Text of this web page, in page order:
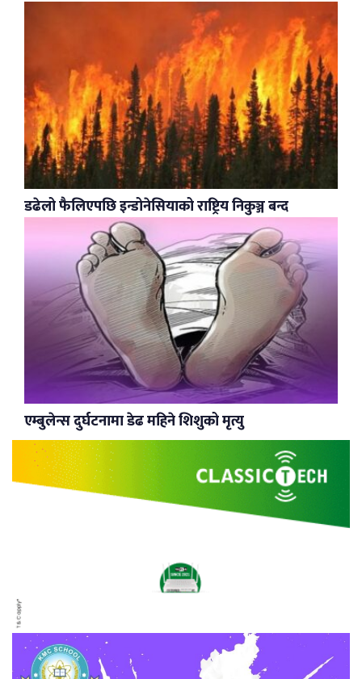
डढेलो फैलिएपछि इन्डोनेसियाको राष्ट्रिय निकुञ्ज बन्द
एम्बुलेन्स दुर्घटनामा डेढ महिने शिशुको मृत्यु